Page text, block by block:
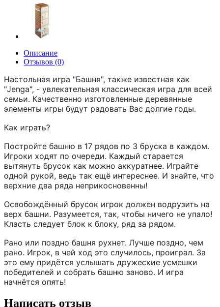
Описание
Отзывов (0)
Настольная игра "Башня", также известная как
"Jenga", - увлекательная классическая игра для всей
семьи. Качественно изготовленные деревянные
элементы игры будут радовать Вас долгие годы.
Как играть?
Постройте башню в 17 рядов по 3 бруска в каждом.
Игроки ходят по очереди. Каждый старается
вытянуть брусок как можно аккуратнее. Играйте
одной рукой, ведь так ещё интереснее. И знайте, что
верхние два ряда неприкосновенны!
Освобождённый брусок игрок должен водрузить на
верх башни. Разумеется, так, чтобы ничего не упало!
Класть следует блок к блоку, ряд за рядом.
Рано или поздно башня рухнет. Лучше поздно, чем
рано. Игрок, в чей ход это случилось, проиграл. За
это ему придётся услышать дружеские усмешки
победителей и собрать башню заново. И игра
начнётся опять!
Написать отзыв